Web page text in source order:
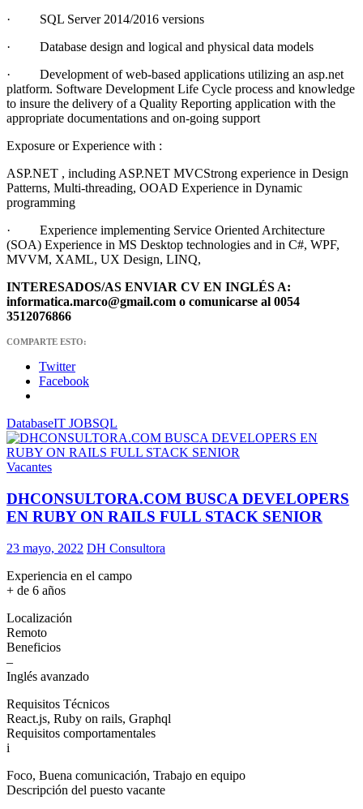
· SQL Server 2014/2016 versions
· Database design and logical and physical data models
· Development of web-based applications utilizing an asp.net
platform. Software Development Life Cycle process and knowledge
to insure the delivery of a Quality Reporting application with the
appropriate documentations and on-going support
Exposure or Experience with :
ASP.NET , including ASP.NET MVCStrong experience in Design
Patterns, Multi-threading, OOAD Experience in Dynamic
programming
· Experience implementing Service Oriented Architecture
(SOA) Experience in MS Desktop technologies and in C#, WPF,
MVVM, XAML, UX Design, LINQ,
INTERESADOS/AS ENVIAR CV EN INGLÉS A:
informatica.marco@gmail.com o comunicarse al 0054
3512076866
COMPARTE ESTO:
Twitter
Facebook
DatabaseIT JOBSQL
Vacantes
DHCONSULTORA.COM BUSCA DEVELOPERS
EN RUBY ON RAILS FULL STACK SENIOR
23 mayo, 2022 DH Consultora
Experiencia en el campo
+ de 6 años
Localización
Remoto
Beneficios
–
Inglés avanzado
Requisitos Técnicos
React.js, Ruby on rails, Graphql
Requisitos comportamentales
i
Foco, Buena comunicación, Trabajo en equipo
Descripción del puesto vacante